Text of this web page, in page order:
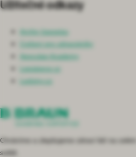
Chráníme a zlepšujeme zdraví lidí na celém
světě.
Užitečné odkazy
Archiv časopisu
Cvičení pro zdravotníky
Aesculap Academy
Lepsipece.cz
Ledviny.cz